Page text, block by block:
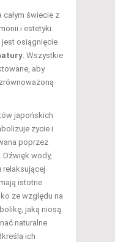
świecie z
i estetyki.
jest osiągnięcie
. Wszystkie
aby
japońskich
życie i
poprzez
Dźwięk wody,
relaksującej
istotne
ze względu na
jaką niosą.
naturalne
ich